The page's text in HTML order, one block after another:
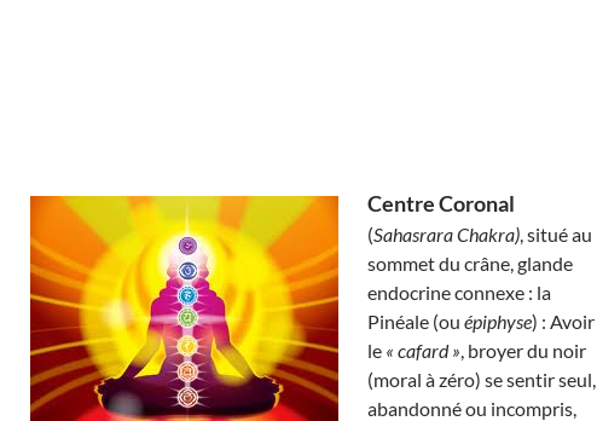
Centre Coronal
(Sahasrara Chakra), situé au
sommet du crâne, glande
endocrine connexe : la
Pinéale (ou épiphyse) : Avoir
le « cafard », broyer du noir
(moral à zéro) se sentir seul,
abandonné ou incompris,